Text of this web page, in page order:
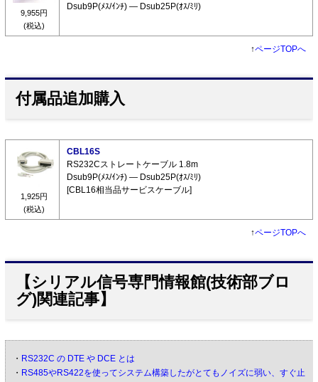
9,955円
(税込)
Dsub9P(ﾒｽ/ｲﾝﾁ) ― Dsub25P(ｵｽ/ﾐﾘ)
↑ページTOPへ
付属品追加購入
1,925円
(税込)
CBL16S
RS232Cストレートケーブル 1.8m
Dsub9P(ﾒｽ/ｲﾝﾁ) ― Dsub25P(ｵｽ/ﾐﾘ)
[CBL16相当品サービスケーブル]
↑ページTOPへ
【シリアル信号専門情報館(技術部ブロ
グ)関連記事】
・ RS232C の DTE や DCE とは
・ RS485やRS422を使ってシステム構築したがとてもノイズに弱い、すぐ止